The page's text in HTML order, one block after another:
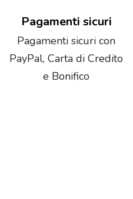
Pagamenti sicuri
Pagamenti sicuri con
PayPal, Carta di Credito
e Bonifico